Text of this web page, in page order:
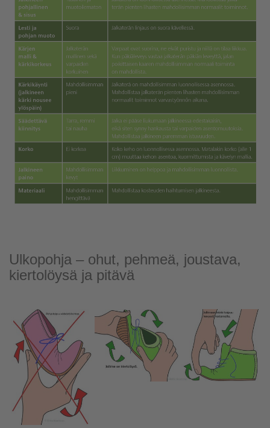
Ulkopohja – ohut, pehmeä, joustava,
kiertolöysä ja pitävä